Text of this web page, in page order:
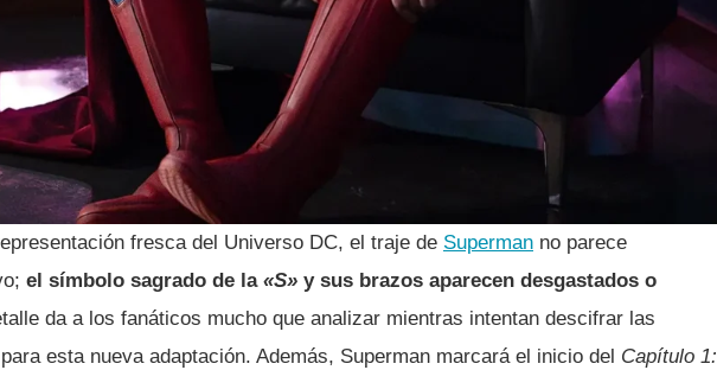
fresca del Universo DC, el traje de Superman no parece
el símbolo sagrado de la «S» y sus brazos aparecen desgastados o
da a los fanáticos mucho que analizar mientras intentan descifrar las
esta nueva adaptación. Además, Superman marcará el inicio del Capítulo 1: